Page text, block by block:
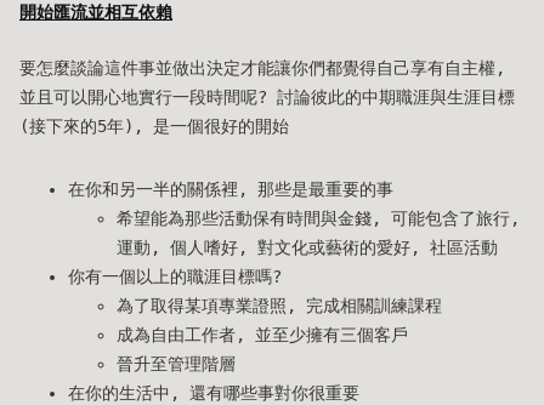
開始匯流並相互依賴
要怎麼談論這件事並做出決定才能讓你們都覺得自己享有自主權,
並且可以開心地實行一段時間呢? 討論彼此的中期職涯與生涯目標
(接下來的5年), 是一個很好的開始
在你和另一半的關係裡, 那些是最重要的事
希望能為那些活動保有時間與金錢, 可能包含了旅行,
運動, 個人嗜好, 對文化或藝術的愛好, 社區活動
你有一個以上的職涯目標嗎?
為了取得某項專業證照, 完成相關訓練課程
成為自由工作者, 並至少擁有三個客戶
晉升至管理階層
在你的生活中, 還有哪些事對你很重要